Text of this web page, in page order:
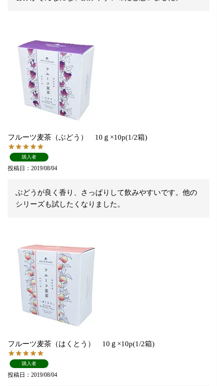
フルーツ麦茶（ぶどう） 10ｇ×10p(1/2箱)
購入者
投稿日 2019/08/04
ぶどうが良く香り、さっぱりして飲みやすいです。他の
シリーズも試したくなりました。
フルーツ麦茶（はくとう） 10ｇ×10p(1/2箱)
購入者
投稿日 2019/08/04